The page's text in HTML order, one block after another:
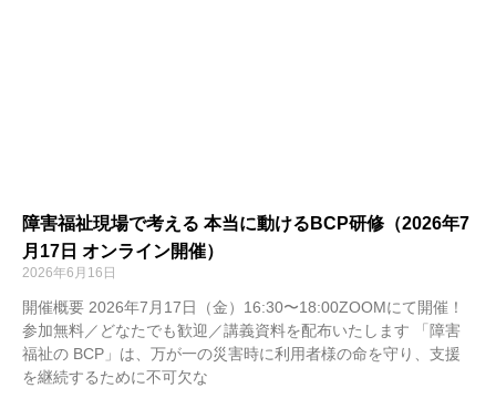
障害福祉現場で考える 本当に動けるBCP研修（2026年7
月17日 オンライン開催）
2026年6月16日
開催概要 2026年7月17日（金）16:30〜18:00ZOOMにて開催！
参加無料／どなたでも歓迎／講義資料を配布いたします 「障害
福祉の BCP」は、万が一の災害時に利用者様の命を守り、支援
を継続するために不可欠な